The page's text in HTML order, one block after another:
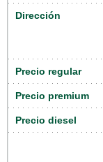
Dirección
Precio regular
Precio premium
Precio diesel